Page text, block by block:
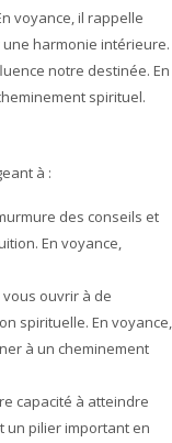
voyance, il rappelle
harmonie intérieure.
notre destinée. En
spirituel.
à :
des conseils et
En voyance,
ouvrir à de
spirituelle. En voyance,
à un cheminement
capacité à atteindre
un pilier important en